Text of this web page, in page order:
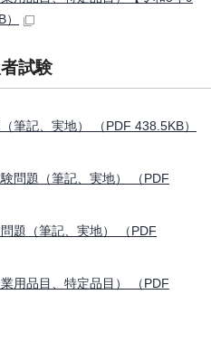
試験
記、実地） （PDF 438.5KB）
問題（筆記、実地） （PDF
題（筆記、実地） （PDF
用品目、特定品目） （PDF